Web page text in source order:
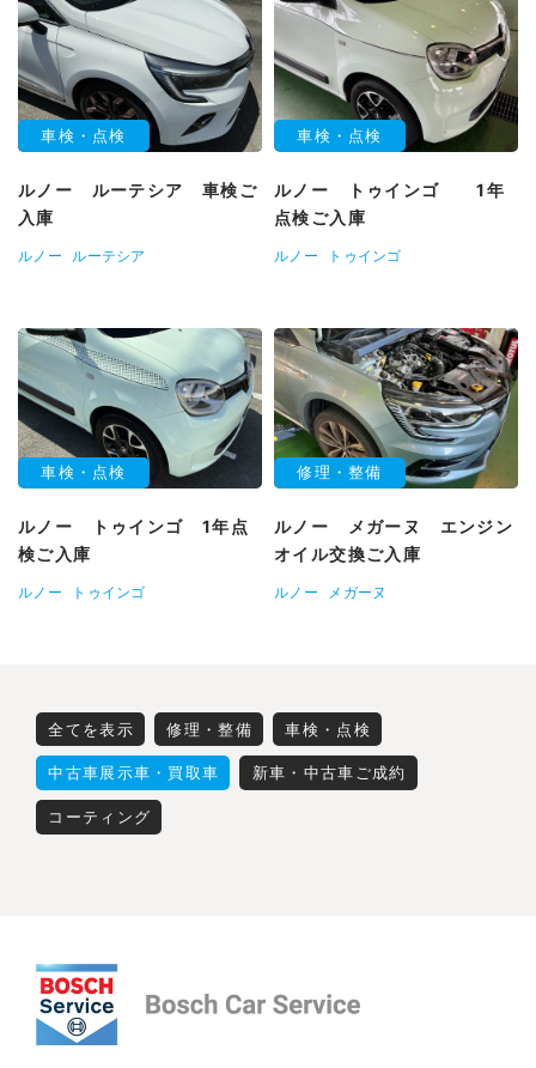
車検・点検
ルノー ルーテシア 車検ご
入庫
ルノー ルーテシア
車検・点検
ルノー トゥインゴ 1年
点検ご入庫
ルノー トゥインゴ
車検・点検
ルノー トゥインゴ 1年点
検ご入庫
ルノー トゥインゴ
修理・整備
ルノー メガーヌ エンジン
オイル交換ご入庫
ルノー メガーヌ
全てを表示 修理・整備 車検・点検
中古車展示車・買取車 新車・中古車ご成約
コーティング